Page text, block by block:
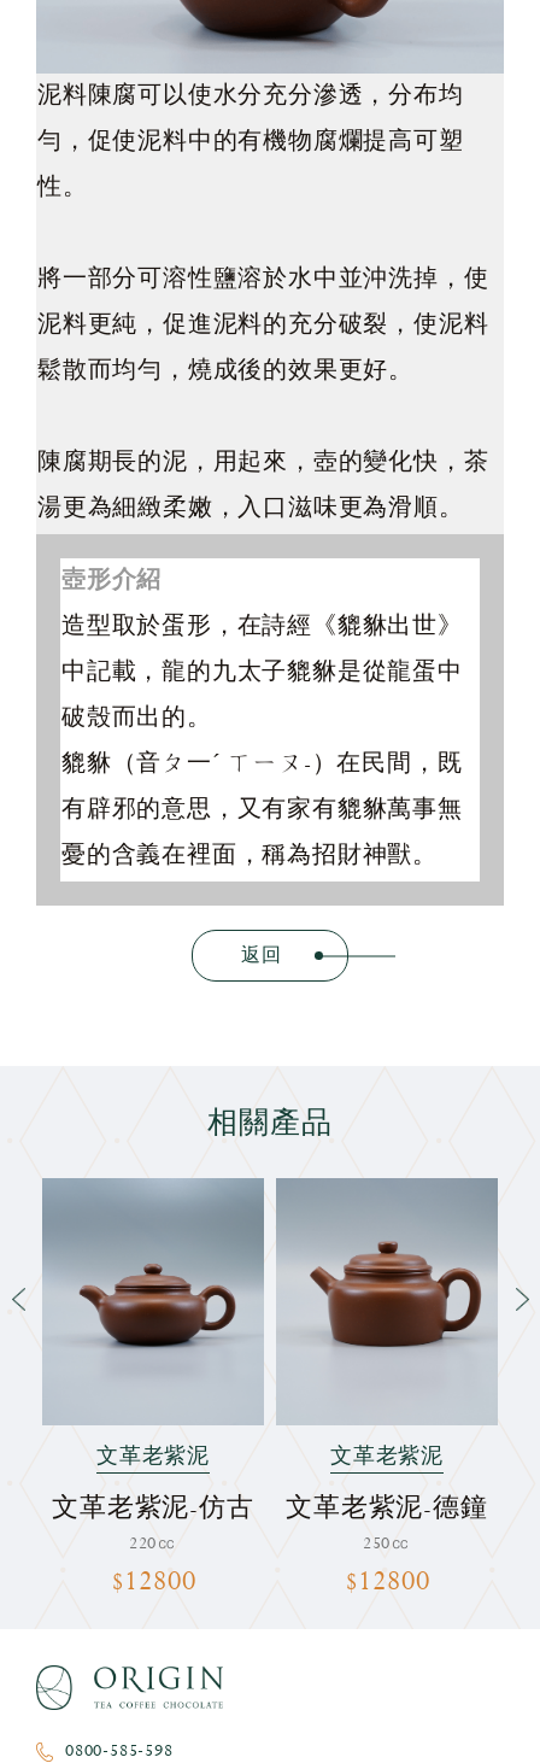
泥料陳腐可以使水分充分滲透，分布均
勻，促使泥料中的有機物腐爛提高可塑
性。
將一部分可溶性鹽溶於水中並沖洗掉，使
泥料更純，促進泥料的充分破裂，使泥料
鬆散而均勻，燒成後的效果更好。
陳腐期長的泥，用起來，壺的變化快，茶
湯更為細緻柔嫩，入口滋味更為滑順。
壺形介紹
造型取於蛋形，在詩經《貔貅出世》
中記載，龍的九太子貔貅是從龍蛋中
破殼而出的。
貔貅（音ㄆ一ˊ ㄒㄧㄡ-）在民間，既
有辟邪的意思，又有家有貔貅萬事無
憂的含義在裡面，稱為招財神獸。
返回
相關產品
文革老紫泥
文革老紫泥-仿古
220㏄
$12800
文革老紫泥
文革老紫泥-德鐘
250㏄
$12800
0800-585-598